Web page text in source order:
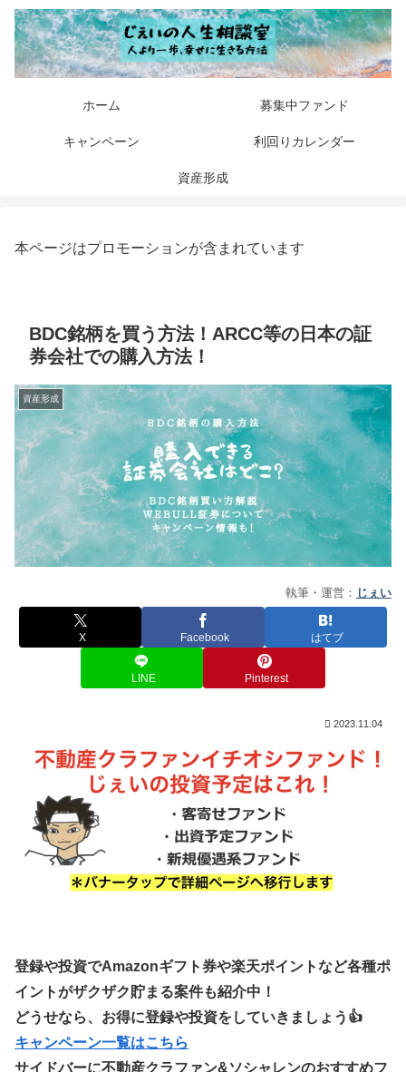
ホーム 募集中ファンド
キャンペーン 利回りカレンダー
資産形成
本ページはプロモーションが含まれています
BDC銘柄を買う方法！ARCC等の日本の証
券会社での購入方法！
資産形成
執筆・運営： じぇい
X Facebook はてブ
LINE Pinterest
2023.11.04
登録や投資でAmazonギフト券や楽天ポイントなど各種ポ
イントがザクザク貯まる案件も紹介中！
どうせなら、お得に登録や投資をしていきましょう👍
キャンペーン一覧はこちら
サイドバーに不動産クラファン&ソシャレンのおすすめフ